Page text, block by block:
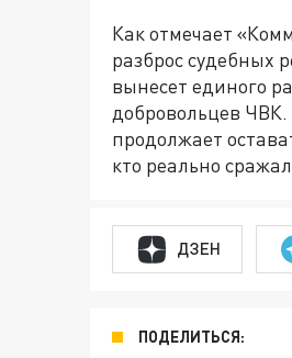
Как отмечает
разброс судебных
вынесет единого
добровольцев ЧВК.
продолжает
кто реально
ДЗЕН
ПОДЕЛИТЬСЯ: